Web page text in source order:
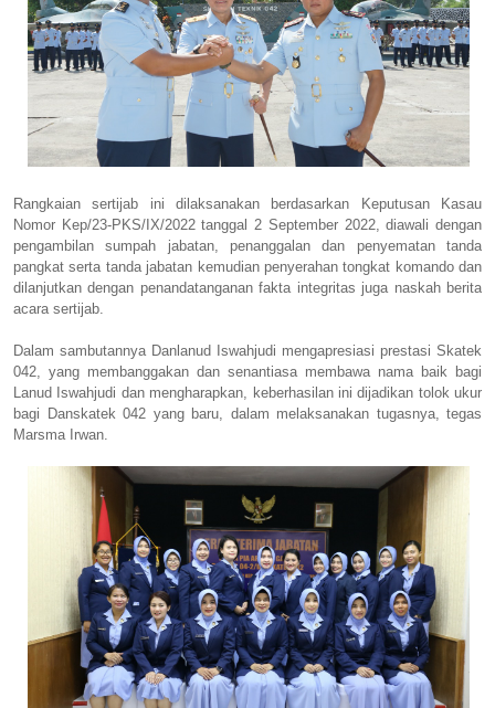
Rangkaian sertijab ini dilaksanakan berdasarkan Keputusan Kasau
Nomor Kep/23-PKS/IX/2022 tanggal 2 September 2022, diawali dengan
pengambilan sumpah jabatan, penanggalan dan penyematan tanda
pangkat serta tanda jabatan kemudian penyerahan tongkat komando dan
dilanjutkan dengan penandatanganan fakta integritas juga naskah berita
acara sertijab.
Dalam sambutannya Danlanud Iswahjudi mengapresiasi prestasi Skatek
042, yang membanggakan dan senantiasa membawa nama baik bagi
Lanud Iswahjudi dan mengharapkan, keberhasilan ini dijadikan tolok ukur
bagi Danskatek 042 yang baru, dalam melaksanakan tugasnya, tegas
Marsma Irwan.